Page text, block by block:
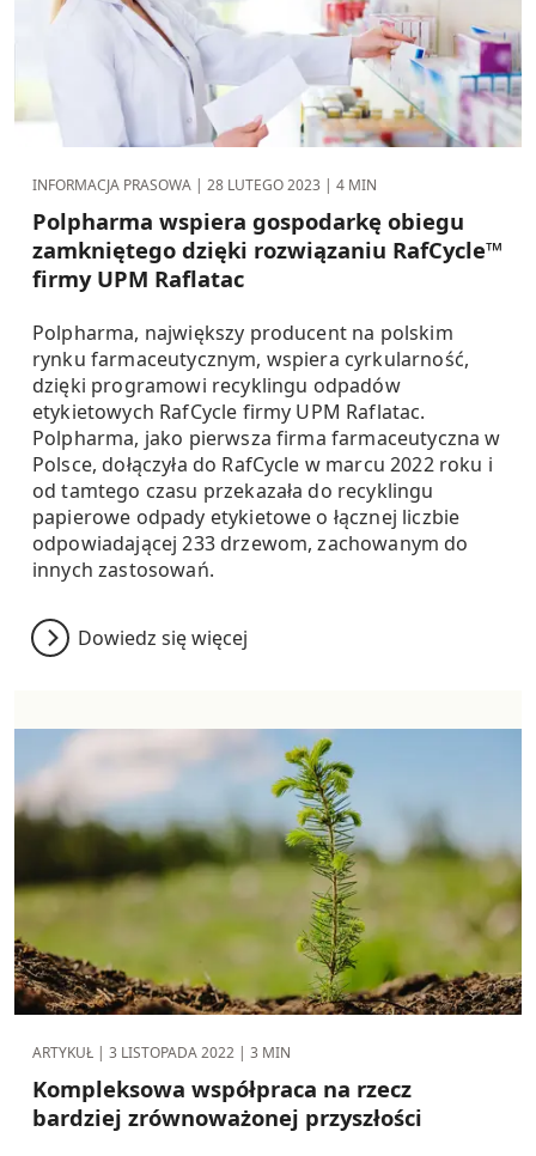
INFORMACJA PRASOWA | 28 LUTEGO 2023 | 4 MIN
Polpharma wspiera gospodarkę obiegu
zamkniętego dzięki rozwiązaniu RafCycle™
firmy UPM Raflatac
Polpharma, największy producent na polskim
rynku farmaceutycznym, wspiera cyrkularność,
dzięki programowi recyklingu odpadów
etykietowych RafCycle firmy UPM Raflatac.
Polpharma, jako pierwsza firma farmaceutyczna w
Polsce, dołączyła do RafCycle w marcu 2022 roku i
od tamtego czasu przekazała do recyklingu
papierowe odpady etykietowe o łącznej liczbie
odpowiadającej 233 drzewom, zachowanym do
innych zastosowań.
Dowiedz się więcej
ARTYKUŁ | 3 LISTOPADA 2022 | 3 MIN
Kompleksowa współpraca na rzecz
bardziej zrównoważonej przyszłości